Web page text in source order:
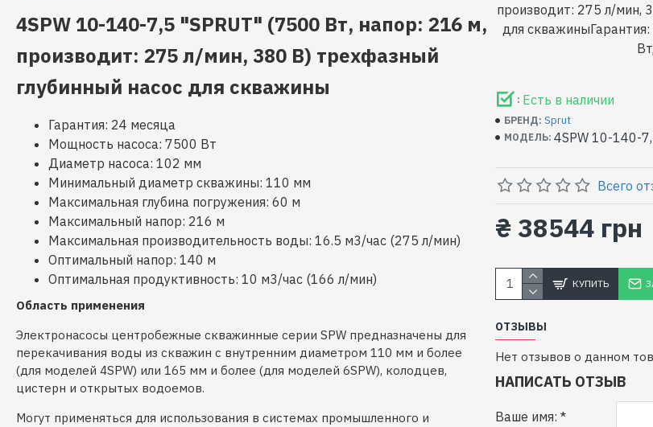
4SPW 10-140-7,5 "SPRUT" (7500 Вт, напор: 216 м,
производит: 275 л/мин, 380 В) трехфазный
глубинный насос для скважины
Гарантия: 24 месяца
Мощность насоса: 7500 Вт
Диаметр насоса: 102 мм
Минимальный диаметр скважины: 110 мм
Максимальная глубина погружения: 60 м
Максимальный напор: 216 м
Максимальная производительность воды: 16.5 м3/час (275 л/мин)
Оптимальный напор: 140 м
Оптимальная продуктивность: 10 м3/час (166 л/мин)
Область применения
Электронасосы центробежные скважинные серии SPW предназначены для
перекачивания воды из скважин с внутренним диаметром 110 мм и более
(для моделей 4SPW) или 165 мм и более (для моделей 6SPW), колодцев,
цистерн и открытых водоемов.
Могут применяться для использования в системах промышленного и
производит: 275 л/мин,
для
: Есть в наличии
БРЕНД: Sprut
МОДЕЛЬ: 4SPW 10-140-
Всего
₴ 38544 грн
КУПИТЬ
ОТЗЫВЫ
Нет отзывов о данном
НАПИСАТЬ ОТЗЫВ
Ваше имя: